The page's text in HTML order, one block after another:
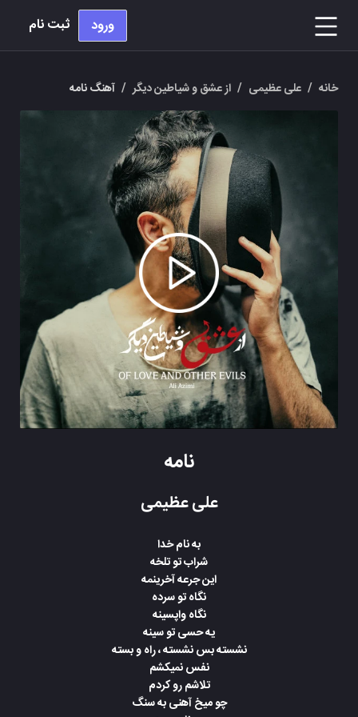
ورود ثبت نام
خانه / علی عظیمی / از عشق و شیاطین دیگر / آهنگ نامه
نامه
علی عظیمی
به نام خدا
شراب تو تلخه
این جرعه آخرینمه
نگاه تو سرده
نگاه واپسینه
یه حسی تو سینه
نشسته بس نشسته ، راه و بسته
نفس نمیکشم
تلاشم رو کردم
چو میخ آهنی به سنگ